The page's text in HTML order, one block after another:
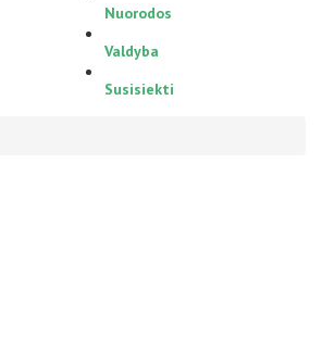
Nuorodos
Valdyba
Susisiekti